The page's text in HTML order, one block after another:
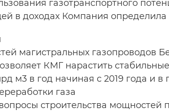
газотранспортного
в доходах Компания
магистральных газопроводов
КМГ нарастить
м3 в год начиная с 2019 года и
газа
строительства мощностей